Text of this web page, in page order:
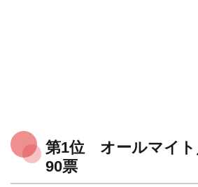
第1位 オールマイ
90票